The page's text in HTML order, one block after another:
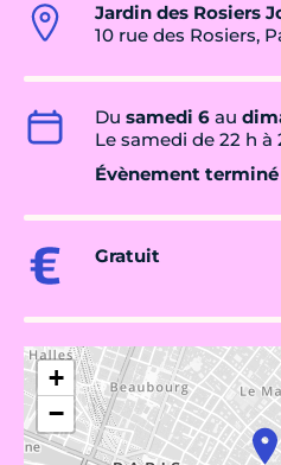
Jardin des Rosiers
10 rue des Rosiers,
Du samedi 6 au
Le samedi de 22 h à
Évènement terminé
Gratuit
+
−